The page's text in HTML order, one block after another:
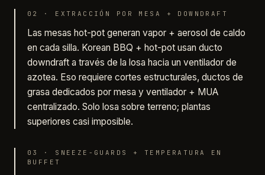
02 · EXTRACCIÓN POR MESA + DOWNDRAFT
Las mesas hot-pot generan vapor + aerosol de caldo
en cada silla. Korean BBQ + hot-pot usan ducto
downdraft a través de la losa hacia un ventilador de
azotea. Eso requiere cortes estructurales, ductos de
grasa dedicados por mesa y ventilador + MUA
centralizado. Solo losa sobre terreno; plantas
superiores casi imposible.
03 · SNEEZE-GUARDS + TEMPERATURA EN
BUFFET